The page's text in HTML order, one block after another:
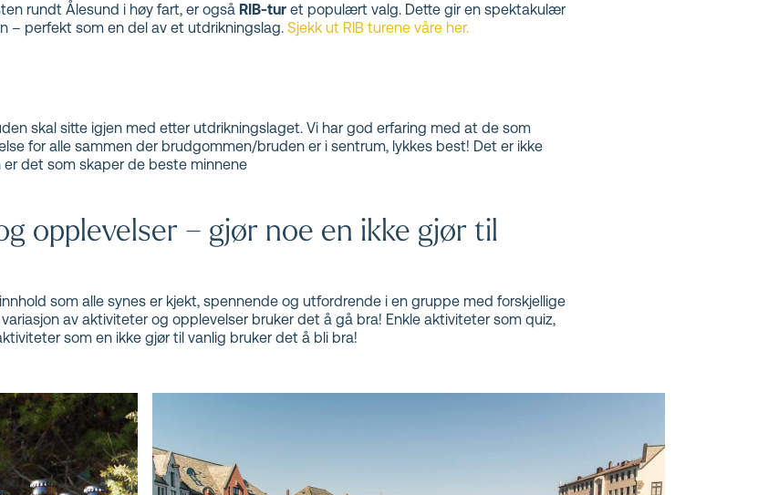
rundt Ålesund i høy fart, er også RIB-tur et populært valg. Dette gir en spektakulær
– perfekt som en del av et utdrikningslag. Sjekk ut RIB turene våre her.
skal sitte igjen med etter utdrikningslaget. Vi har god erfaring med at de som
for alle sammen der brudgommen/bruden er i sentrum, lykkes best! Det er ikke
det som skaper de beste minnene
opplevelser – gjør noe en ikke gjør til
som alle synes er kjekt, spennende og utfordrende i en gruppe med forskjellige
av aktiviteter og opplevelser bruker det å gå bra! Enkle aktiviteter som quiz,
som en ikke gjør til vanlig bruker det å bli bra!